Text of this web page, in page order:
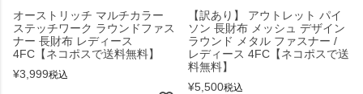
オーストリッチ マルチカラー
ステッチワーク ラウンドファス
ナー 長財布 レディース
4FC【ネコポスで送料無料】
¥3,999税込
【訳あり】 アウトレット パイ
ソン 長財布 メッシュ デザイン
ラウンド メタル ファスナー /
レディース 4FC【ネコポスで送
料無料】
¥5,500税込